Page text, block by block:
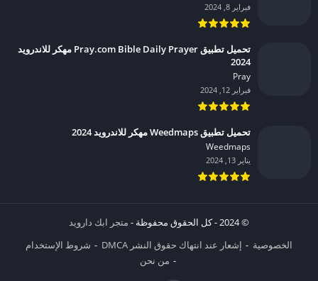
فبراير 8, 2024
تحميل تطبيق Pray.com Bible Daily Prayer مهكر للاندرويد
2024
Pray‏
فبراير 12, 2024
تحميل تطبيق Weedmaps مهكر للاندرويد 2024
Weedmaps‏
يناير 13, 2024
© 2024 - كل الحقوق محفوظة -
متجر ابك دارويد
الخصوصية
إشعار عند انتهاك حقوق النشر DMCA
شروط الإستخدام
من نحن